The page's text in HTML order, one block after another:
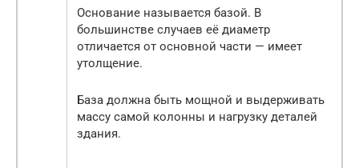
Основание называется базой. В
большинстве случаев её диаметр
отличается от основной части — имеет
утолщение.
База должна быть мощной и выдерживать
массу самой колонны и нагрузку деталей
здания.